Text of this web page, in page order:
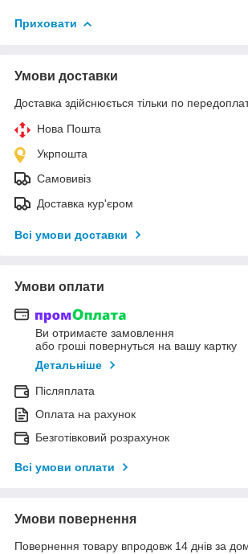
Приховати
Умови доставки
Доставка здійснюється тільки по
Нова Пошта
Укрпошта
Самовивіз
Доставка кур'єром
Всі умови доставки
Умови оплати
Ви отримаєте замовлення
або гроші повернуться на вашу картку
Детальніше
Післяплата
Оплата на рахунок
Безготівковий розрахунок
Всі умови оплати
Умови повернення
Повернення товару впродовж 14 днів за